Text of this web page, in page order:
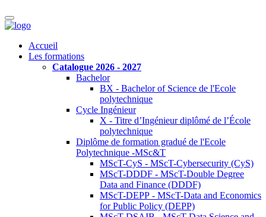
Accueil
Les formations
Catalogue 2026 - 2027
Bachelor
BX - Bachelor of Science de l'Ecole
polytechnique
Cycle Ingénieur
X - Titre d’Ingénieur diplômé de l’École
polytechnique
Diplôme de formation gradué de l'Ecole
Polytechnique -MSc&T
MScT-CyS - MScT-Cybersecurity (CyS)
MScT-DDDF - MScT-Double Degree
Data and Finance (DDDF)
MScT-DEPP - MScT-Data and Economics
for Public Policy (DEPP)